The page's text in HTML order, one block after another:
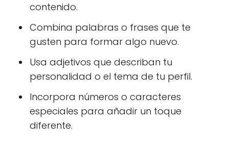
contenido.
Combina palabras o frases que te
gusten para formar algo nuevo.
Usa adjetivos que describan tu
personalidad o el tema de tu perfil.
Incorpora números o caracteres
especiales para añadir un toque
diferente.